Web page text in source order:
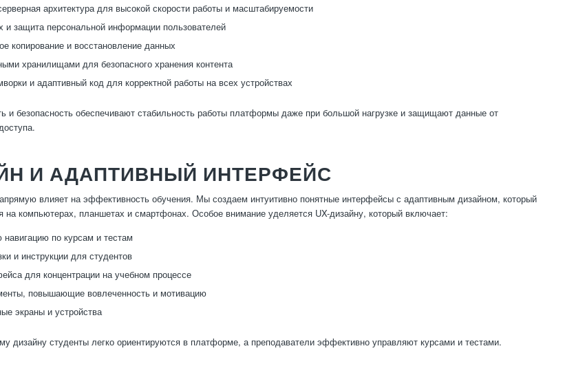
архитектура для высокой скорости работы и масштабируемости
защита персональной информации пользователей
копирование и восстановление данных
хранилищами для безопасного хранения контента
и адаптивный код для корректной работы на всех устройствах
и безопасность обеспечивают стабильность работы платформы даже при большой нагрузке и защищают данные от
И АДАПТИВНЫЙ ИНТЕРФЕЙС
влияет на эффективность обучения. Мы создаем интуитивно понятные интерфейсы с адаптивным дизайном, который
на компьютерах, планшетах и смартфонах. Особое внимание уделяется UX-дизайну, который включает:
по курсам и тестам
и инструкции для студентов
для концентрации на учебном процессе
повышающие вовлеченность и мотивацию
экраны и устройства
дизайну студенты легко ориентируются в платформе, а преподаватели эффективно управляют курсами и тестами.